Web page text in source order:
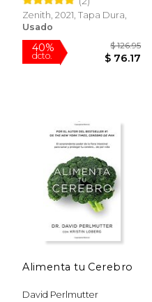
Zenith, 2021, Tapa Dura,
Usado
40% $ 126.95
Alimenta tu Cerebro
David Perlmutter